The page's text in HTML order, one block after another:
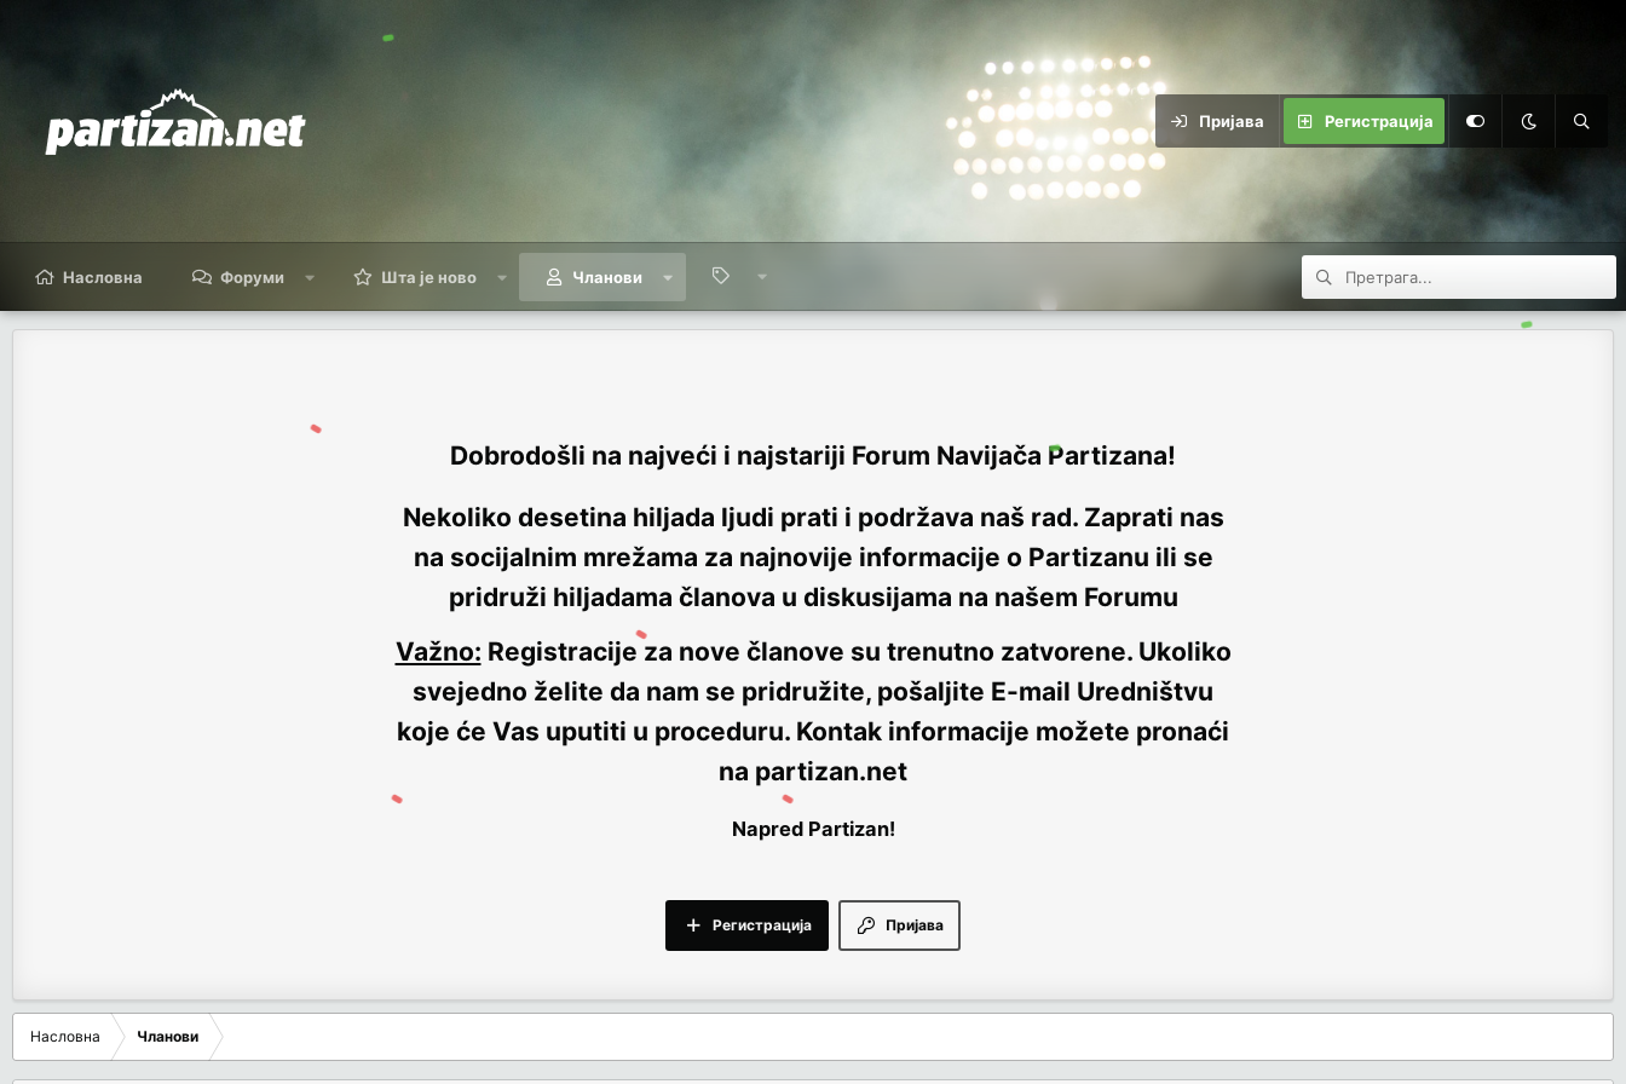
Пријава Регистрација
Насловна Форуми Шта је ново Чланови
Dobrodošli na najveći i najstariji Forum Navijača Partizana!
Nekoliko desetina hiljada ljudi prati i podržava naš rad. Zaprati nas
na socijalnim mrežama za najnovije informacije o Partizanu ili se
pridruži hiljadama članova u diskusijama na našem Forumu
Važno: Registracije za nove članove su trenutno zatvorene. Ukoliko
svejedno želite da nam se pridružite, pošaljite E-mail Uredništvu
koje će Vas uputiti u proceduru. Kontak informacije možete pronaći
na partizan.net
Napred Partizan!
Пријава
Регистрација
Насловна Чланови